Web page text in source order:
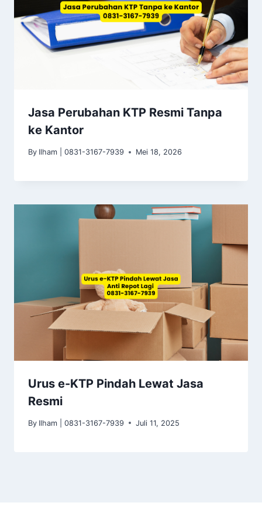
Jasa Perubahan KTP Resmi Tanpa
ke Kantor
By Ilham | 0831-3167-7939 Mei 18, 2026
Urus e-KTP Pindah Lewat Jasa
Resmi
By Ilham | 0831-3167-7939 Juli 11, 2025